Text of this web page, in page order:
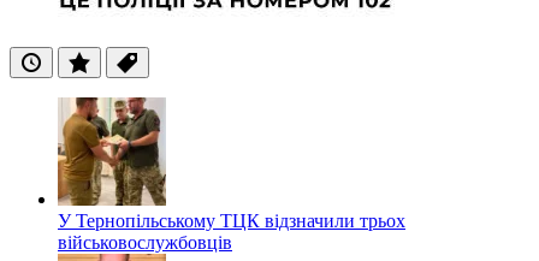
ОстанніПопулярні
Теги
У Тернопільському ТЦК відзначили трьох
військовослужбовців